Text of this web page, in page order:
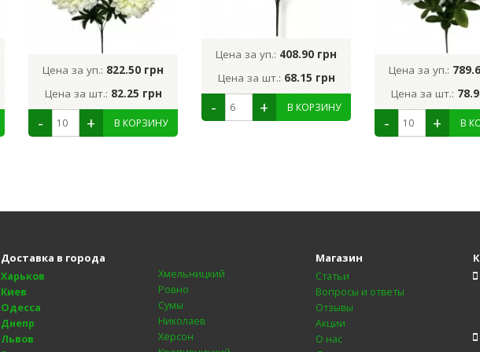
Цена за уп.: 822.50 грн
Цена за шт.: 82.25 грн
Цена за уп.: 408.90 грн
Цена за шт.: 68.15 грн
Цена за уп.:
Цена за шт.:
Доставка в города
Харьков
Киев
Одесса
Днепр
Львов
Хмельницкий
Ровно
Сумы
Николаев
Херсон
Магазин
Статьи
Вопросы и ответы
Отзывы
Акции
О нас